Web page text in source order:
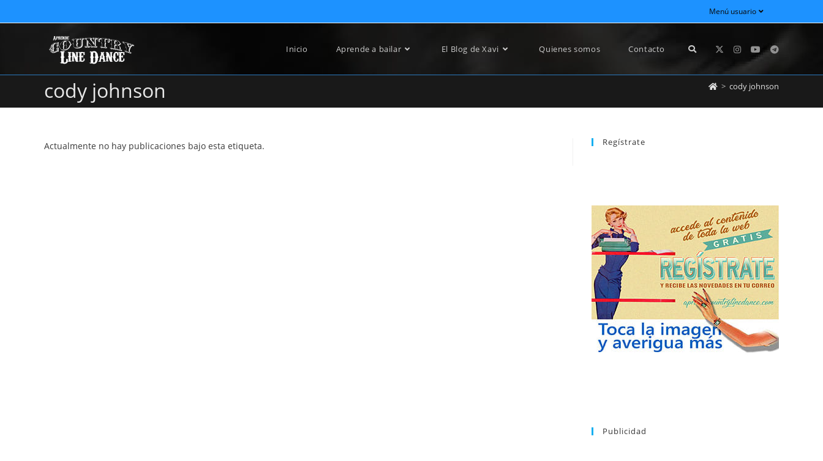
Menú usuario
Inicio Aprende a bailar El Blog de Xavi Quienes somos Contacto
cody johnson > cody johnson
Actualmente no hay publicaciones bajo esta etiqueta. Regístrate
Tras registrarte tendrás acceso completo a
la web. Puedes consultar el directorio
alfabético de vídeos tutoriales y aprender la
coreografía que más te apetezca. Recibirás
en tu correo la newsletter con las
novedades tanto en el blog, como de
nuevos bailes. En cualquier momento
puedes dar de baja tu suscripción a la
newsletter sin dejar de estar registrado.
REGÍSTRATE
Publicidad